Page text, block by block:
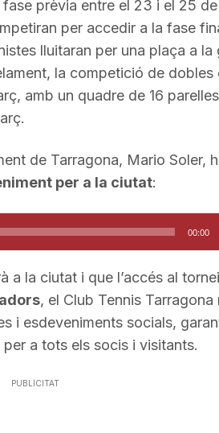
prèvia entre el 23 i el 25
per accedir a la fase
lluitaran per una plaça a la
la competició de dobles
amb un quadre de 16
de Tarragona, Mario Soler,
per a la ciutat:
00:00
a la ciutat i que l’accés al
, el Club Tennis Tarragona
i esdeveniments socials,
a tots els socis i visitants.
PUBLICITAT